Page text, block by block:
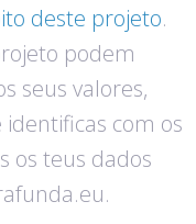
deste projeto.
podem
seus valores,
identificas com os
os teus dados